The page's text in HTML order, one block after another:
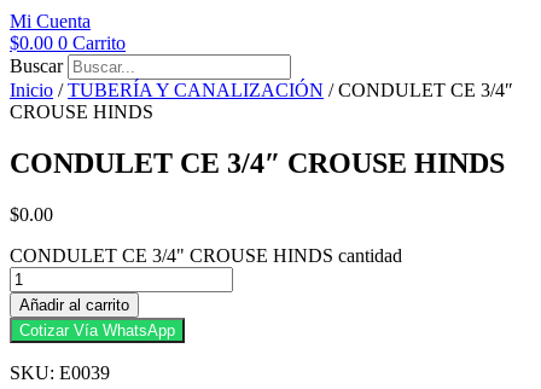
Mi Cuenta
$0.00 0 Carrito
Buscar
Inicio /TUBERÍA Y CANALIZACIÓN / CONDULET CE 3/4″
CROUSE HINDS
CONDULET CE 3/4″ CROUSE HINDS
$0.00
CONDULET CE 3/4" CROUSE HINDS cantidad
Añadir al carrito
Cotizar Vía WhatsApp
SKU: E0039